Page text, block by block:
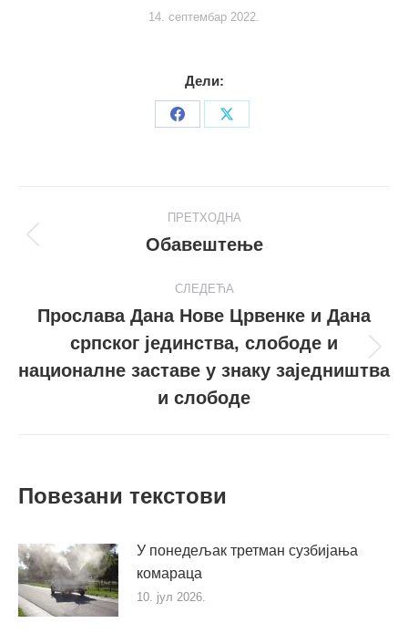
14. септембар 2022.
Дели:
Share
Share
navigation
ПРЕТХОДНА
Претходни
Обавештење
СЛЕДЕЋА
Следећи
пост
Прослава Дана Нове Црвенке и Дана
српског јединства, слободе и
националне заставе у знаку заједништва
и слободе
Повезани текстови
У понедељак третман сузбијања
комараца
10. јул 2026.